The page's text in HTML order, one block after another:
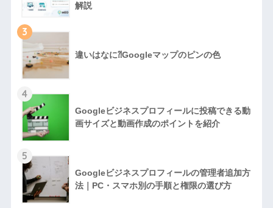
解説
3
違いはなに⁈Googleマップのピンの色
4
Googleビジネスプロフィールに投稿できる動
画サイズと動画作成のポイントを紹介
5
Googleビジネスプロフィールの管理者追加方
法｜PC・スマホ別の手順と権限の選び方